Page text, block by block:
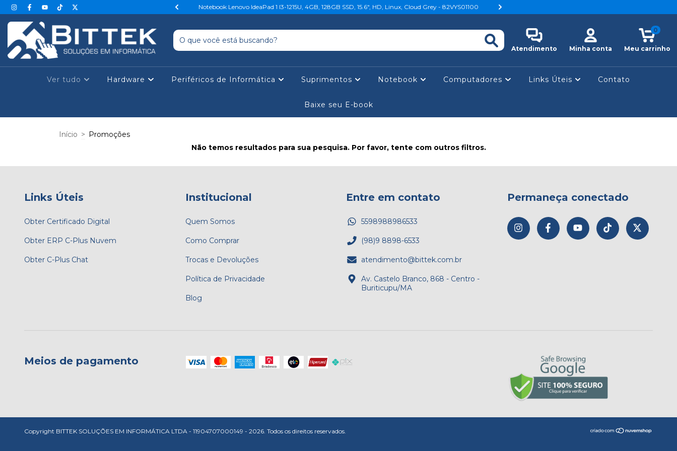
Band, 867Mbps + 300Mbps, 2.4GHz/5GHz - TPN0246 Notebook Lenovo IdeaPad 1 I3-1215U, 4GB, 128GB SSD, 15.6", HD, Linux, Cloud Grey - 82VYS01100
Atendimento Minha conta Meu carrinho
0
Ver tudo Hardware Periféricos de Informática Suprimentos Notebook Computadores Links Úteis Contato
Baixe seu E-book
Início > Promoções
Não temos resultados para sua pesquisa. Por favor, tente com outros filtros.
Links Úteis
Obter Certificado Digital
Obter ERP C-Plus Nuvem
Obter C-Plus Chat
Institucional
Quem Somos
Como Comprar
Trocas e Devoluções
Política de Privacidade
Blog
Entre em contato
5598988986533
(98)9 8898-6533
atendimento@bittek.com.br
Av. Castelo Branco, 868 - Centro -
Buriticupu/MA
Permaneça conectado
Meios de pagamento
Copyright BITTEK SOLUÇÕES EM INFORMÁTICA LTDA - 11904707000149 - 2026. Todos os direitos reservados.